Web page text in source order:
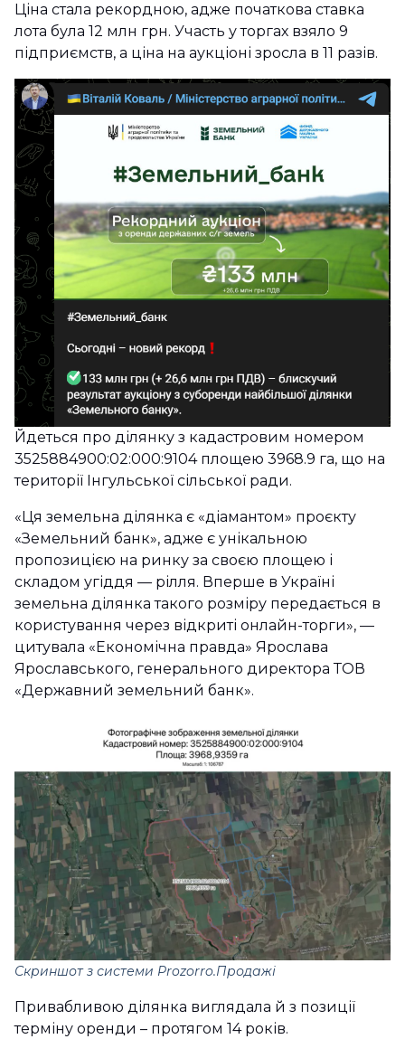
Ціна стала рекордною, адже початкова ставка
лота була 12 млн грн. Участь у торгах взяло 9
підприємств, а ціна на аукціоні зросла в 11 разів.
Йдеться про ділянку з кадастровим номером
3525884900:02:000:9104 площею 3968.9 га, що на
території Інгульської сільської ради.
«Ця земельна ділянка є «діамантом» проєкту
«Земельний банк», адже є унікальною
пропозицією на ринку за своєю площею і
складом угіддя — рілля. Вперше в Україні
земельна ділянка такого розміру передається в
користування через відкриті онлайн-торги», —
цитувала «Економічна правда» Ярослава
Ярославського, генерального директора ТОВ
«Державний земельний банк».
Скриншот з системи Prozorro.Продажі
Привабливою ділянка виглядала й з позиції
терміну оренди – протягом 14 років.